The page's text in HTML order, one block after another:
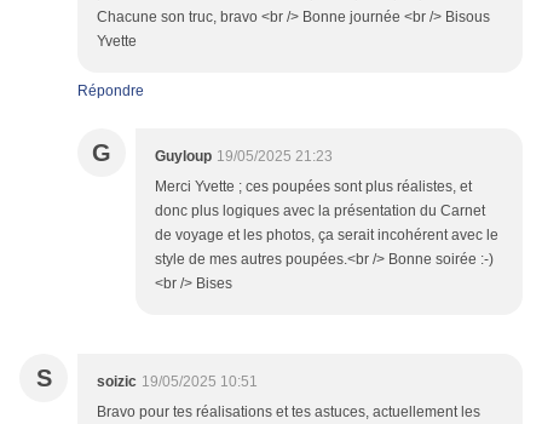
Chacune son truc, bravo <br /> Bonne journée <br /> Bisous
Yvette
Répondre
G Guyloup 19/05/2025 21:23
Merci Yvette ; ces poupées sont plus réalistes, et
donc plus logiques avec la présentation du Carnet
de voyage et les photos, ça serait incohérent avec le
style de mes autres poupées.<br /> Bonne soirée :-)
<br /> Bises
S soizic 19/05/2025 10:51
Bravo pour tes réalisations et tes astuces, actuellement les